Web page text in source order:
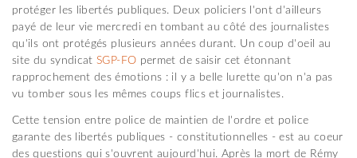
protéger les libertés publiques. Deux policiers l'ont d'ailleurs
payé de leur vie mercredi en tombant au côté des journalistes
qu'ils ont protégés plusieurs années durant. Un coup d'oeil au
site du syndicatSGP-FO permet de saisir cet étonnant
rapprochement des émotions : il y a belle lurette qu'on n'a pas
vu tomber sous les mêmes coups flics et journalistes.
Cette tension entre police de maintien de l'ordre et police
garante des libertés publiques - constitutionnelles - est au coeur
des questions qui s'ouvrent aujourd'hui. Après la mort de Rémy